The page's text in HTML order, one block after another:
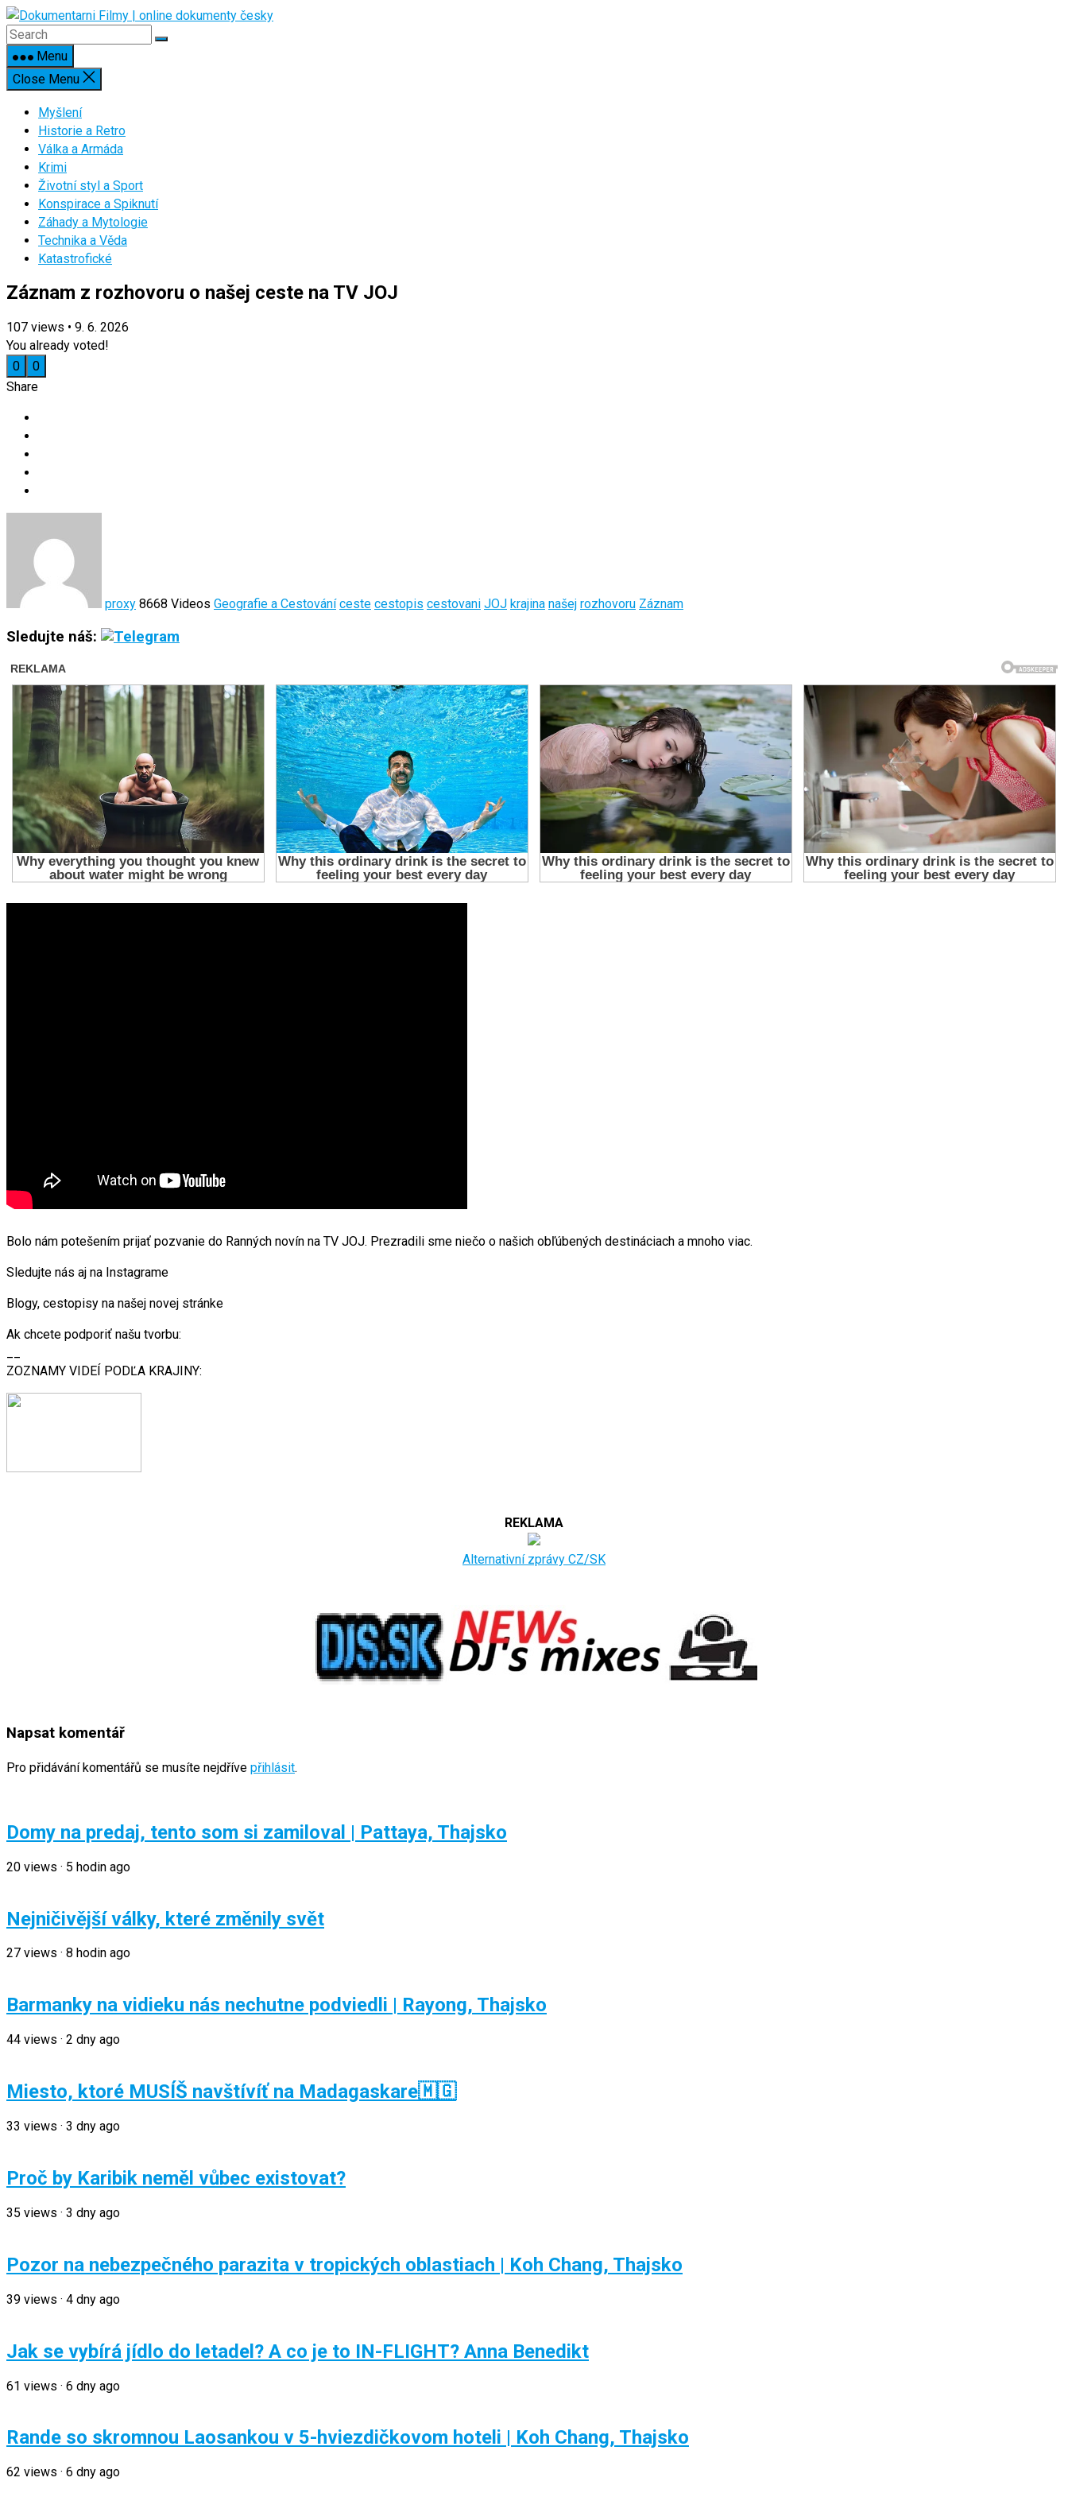
Skip
to
contentMenu
Close Menu
Myšlení
Historie a Retro
Válka a Armáda
Krimi
Životní styl a Sport
Konspirace a Spiknutí
Záhady a Mytologie
Technika a Věda
Katastrofické
Záznam z rozhovoru o našej ceste na TV JOJ
107 views • 9. 6. 2026
You already voted!
0
0
Share
proxy 8668 Videos Geografie a Cestování ceste cestopis cestovani JOJ krajina našej rozhovoru Záznam
Sledujte náš:
Bolo nám potešením prijať pozvanie do Ranných novín na TV JOJ. Prezradili sme niečo o našich obľúbených destináciach a mnoho viac.
Sledujte nás aj na Instagrame
Blogy, cestopisy na našej novej stránke
Ak chcete podporiť našu tvorbu:
ZOZNAMY VIDEÍ PODĽA KRAJINY:
REKLAMA
Alternativní zprávy CZ/SK
Napsat komentář
Pro přidávání komentářů se musíte nejdříve přihlásit.
Domy na predaj, tento som si zamiloval | Pattaya, Thajsko
20 views · 5 hodin ago
Nejničivější války, které změnily svět
27 views · 8 hodin ago
Barmanky na vidieku nás nechutne podviedli | Rayong, Thajsko
44 views · 2 dny ago
Miesto, ktoré MUSÍŠ navštívíť na Madagaskare🇲🇬
33 views · 3 dny ago
Proč by Karibik neměl vůbec existovat?
35 views · 3 dny ago
Pozor na nebezpečného parazita v tropických oblastiach | Koh Chang, Thajsko
39 views · 4 dny ago
Jak se vybírá jídlo do letadel? A co je to IN-FLIGHT? Anna Benedikt
61 views · 6 dny ago
Rande so skromnou Laosankou v 5-hviezdičkovom hoteli | Koh Chang, Thajsko
62 views · 6 dny ago